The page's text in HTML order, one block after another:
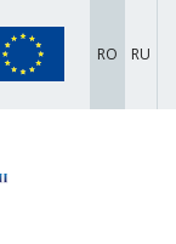
RO RU